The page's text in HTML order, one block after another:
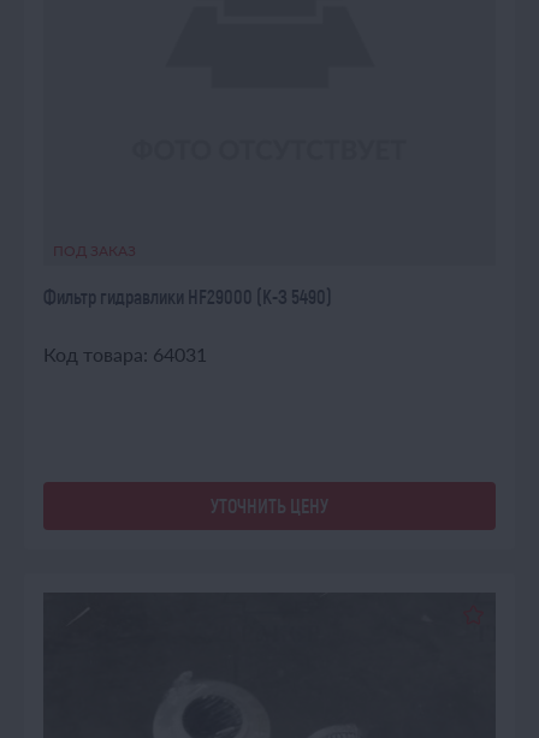
ПОД ЗАКАЗ
Фильтр гидравлики HF29000 (К-З 5490)
Код товара: 64031
УТОЧНИТЬ ЦЕНУ